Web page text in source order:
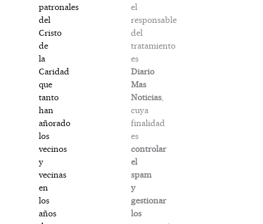
patronales
del
Cristo
de
la
Caridad
que
tanto
han
añorado
los
vecinos
y
vecinas
en
los
años
el
responsable
del
tratamiento
es
Diario
Mas
Noticias
cuya
finalidad
es
controlar
el
spam
y
gestionar
los